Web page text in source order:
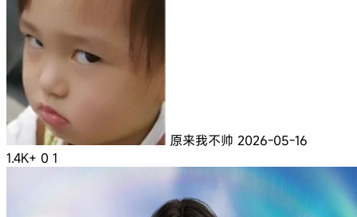
原来我不帅 2026-05-16
1.4K+ 0 1